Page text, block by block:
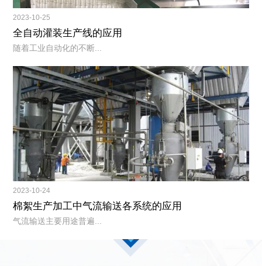
2023-10-25
全自动灌装生产线的应用
随着工业自动化的不断...
2023-10-24
棉絮生产加工中气流输送各系统的应用
气流输送主要用途普遍...